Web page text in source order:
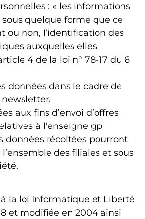
: « les informations
quelque forme que ce
ou non, l’identification des
auxquelles elles
4 de la loi n° 78-17 du 6
données dans le cadre de
newsletter.
aux fins d’envoi d’offres
à l’enseigne gp
données récoltées pourront
des filiales et sous
la loi Informatique et Liberté
et modifiée en 2004 ainsi